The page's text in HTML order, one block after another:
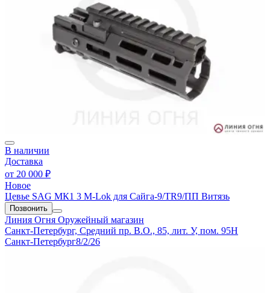
В наличии
Доставка
от 20 000 ₽
Новое
Цевье SAG МК1 3 M-Lok для Сайга-9/TR9/ПП Витязь
Позвонить
Линия Огня Оружейный магазин
Санкт-Петербург, Средний пр. В.О., 85, лит. У, пом. 95Н
Санкт-Петербург8/2/26